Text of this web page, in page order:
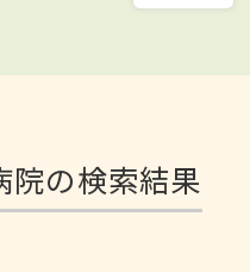
院の検索結果